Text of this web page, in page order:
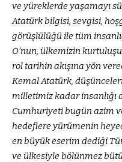
ve yüreklerde yaşamayı
Atatürk bilgisi, sevgisi,
görüşlülüğü ile tüm
O’nun, ülkemizin
rol tarihin akışına yön
Kemal Atatürk,
milletimiz kadar
Cumhuriyeti bugün azim
hedeflere yürümenin
en büyük eserim dediği
ve ülkesiyle bölünmez